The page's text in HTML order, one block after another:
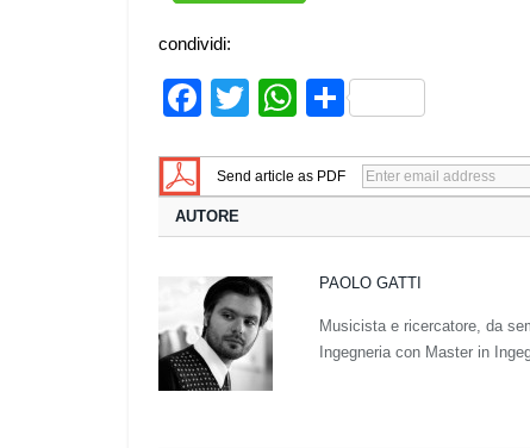
condividi:
Facebook
TwitterWhatsApp
Share
Send article as PDF
AUTORE
PAOLO GATTI
Musicista e ricercatore, da
Ingegneria con Master in